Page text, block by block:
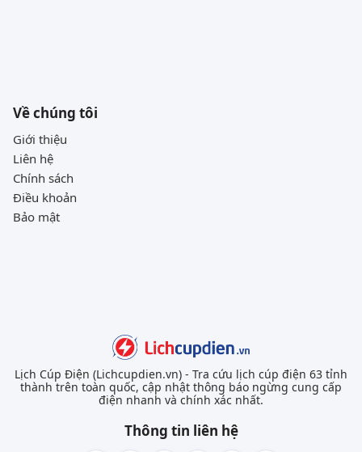
Về chúng tôi
Giới thiệu
Liên hệ
Chính sách
Điều khoản
Bảo mật
Lịch Cúp Điện (Lichcupdien.vn) - Tra cứu lịch cúp điện 63 tỉnh
thành trên toàn quốc, cập nhật thông báo ngừng cung cấp
điện nhanh và chính xác nhất.
Thông tin liên hệ